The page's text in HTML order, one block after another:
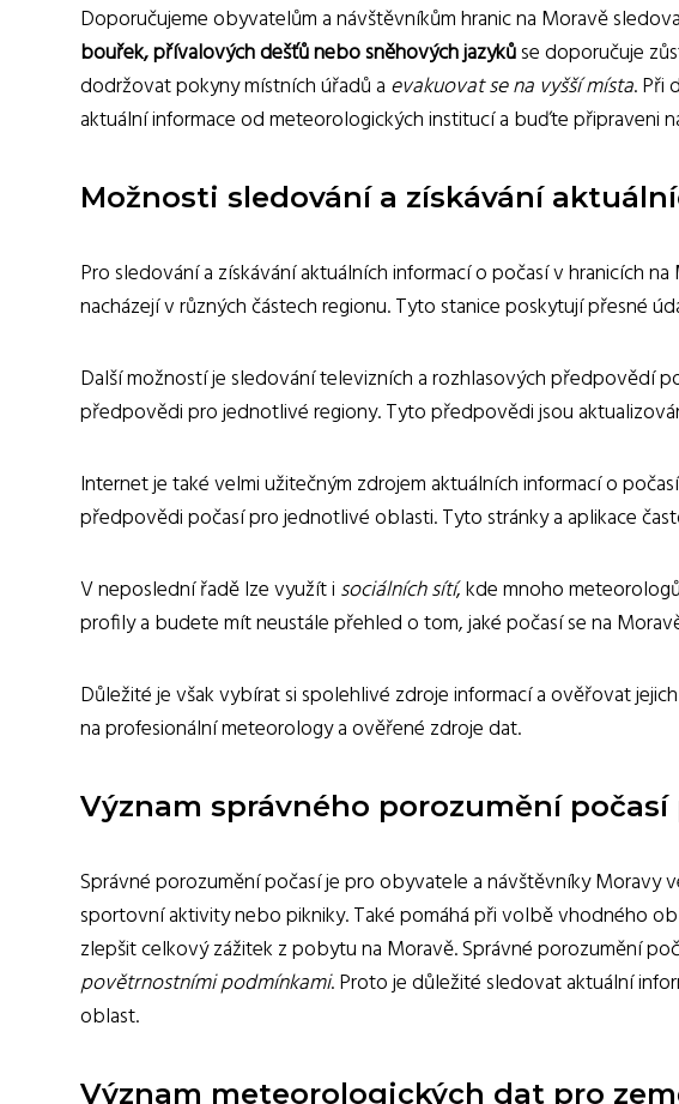
Doporučujeme obyvatelům a návštěvníkům hranic na Moravě
bouřek, přívalových dešťů nebo sněhových jazykůse doporučuje
dodržovat pokyny místních úřadů a evakuovat se na vyšší místa. Při
aktuální informace od meteorologických institucí a buďte připraveni
Možnosti sledování a získávání
Pro sledování a získávání aktuálních informací o počasí v hranicích
nacházejí v různých částech regionu. Tyto stanice poskytují přesné
Další možností je sledování televizních a rozhlasových předpovědí
předpovědi pro jednotlivé regiony. Tyto předpovědi jsou
Internet je také velmi užitečným zdrojem aktuálních informací o
předpovědi počasí pro jednotlivé oblasti. Tyto stránky a aplikace
V neposlední řadě lze využít i sociálních sítí, kde mnoho
profily a budete mít neustále přehled o tom, jaké počasí se na
Důležité je však vybírat si spolehlivé zdroje informací a ověřovat
na profesionální meteorology a ověřené zdroje dat.
Význam správného porozumění
Správné porozumění počasí je pro obyvatele a návštěvníky Moravy
sportovní aktivity nebo pikniky. Také pomáhá při volbě vhodného
zlepšit celkový zážitek z pobytu na Moravě. Správné porozumění
povětrnostními podmínkami. Proto je důležité sledovat aktuální
oblast.
Význam meteorologických dat pro